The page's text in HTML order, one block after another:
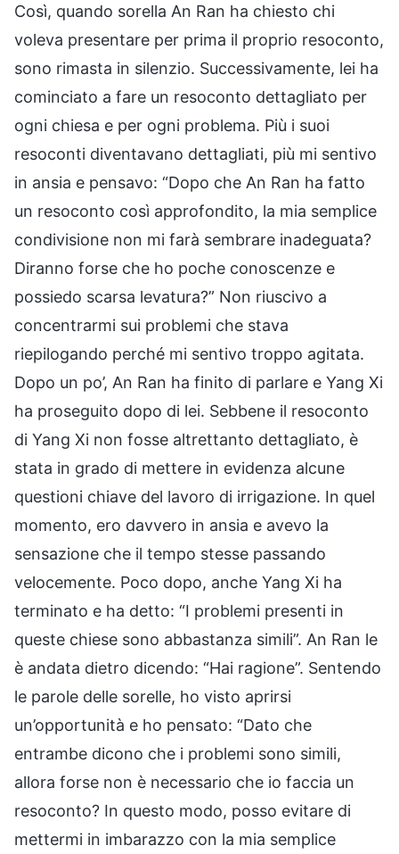
Così, quando sorella An Ran ha chiesto chi
voleva presentare per prima il proprio resoconto,
sono rimasta in silenzio. Successivamente, lei ha
cominciato a fare un resoconto dettagliato per
ogni chiesa e per ogni problema. Più i suoi
resoconti diventavano dettagliati, più mi sentivo
in ansia e pensavo: “Dopo che An Ran ha fatto
un resoconto così approfondito, la mia semplice
condivisione non mi farà sembrare inadeguata?
Diranno forse che ho poche conoscenze e
possiedo scarsa levatura?” Non riuscivo a
concentrarmi sui problemi che stava
riepilogando perché mi sentivo troppo agitata.
Dopo un po’, An Ran ha finito di parlare e Yang Xi
ha proseguito dopo di lei. Sebbene il resoconto
di Yang Xi non fosse altrettanto dettagliato, è
stata in grado di mettere in evidenza alcune
questioni chiave del lavoro di irrigazione. In quel
momento, ero davvero in ansia e avevo la
sensazione che il tempo stesse passando
velocemente. Poco dopo, anche Yang Xi ha
terminato e ha detto: “I problemi presenti in
queste chiese sono abbastanza simili”. An Ran le
è andata dietro dicendo: “Hai ragione”. Sentendo
le parole delle sorelle, ho visto aprirsi
un’opportunità e ho pensato: “Dato che
entrambe dicono che i problemi sono simili,
allora forse non è necessario che io faccia un
resoconto? In questo modo, posso evitare di
mettermi in imbarazzo con la mia semplice